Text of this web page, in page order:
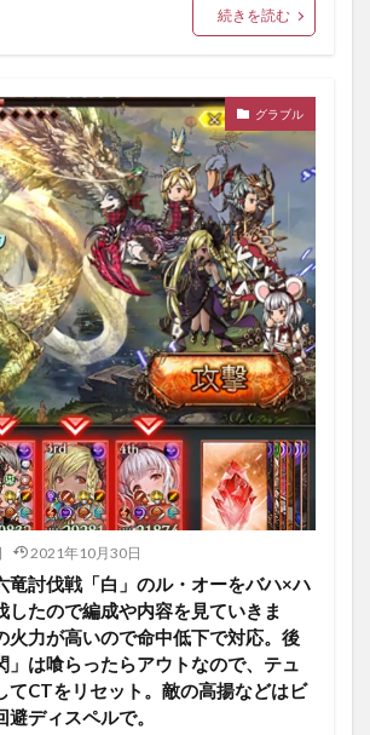
続きを読む
グラブル
2021年10月30日
竜討伐戦「白」のル・オーをバハ×ハ
したので編成や内容を見ていきま
火力が高いので命中低下で対応。後
」は喰らったらアウトなので、テュ
てCTをリセット。敵の高揚などはビ
ディスペルで。